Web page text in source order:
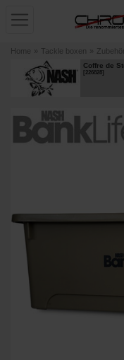
Home » Tackle boxen »
Coffre de
[226828]